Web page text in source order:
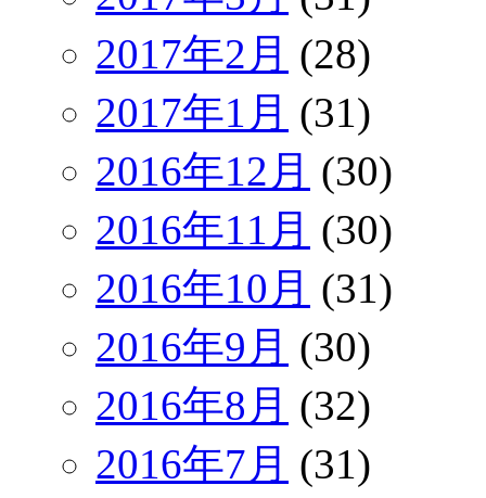
2017年2月 (28)
2017年1月 (31)
2016年12月 (30)
2016年11月 (30)
2016年10月 (31)
2016年9月 (30)
2016年8月 (32)
2016年7月 (31)